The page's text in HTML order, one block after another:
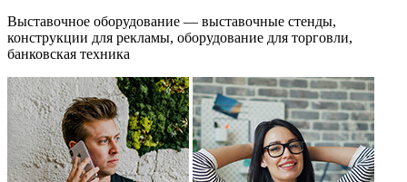
Выставочное оборудование — выставочные стенды,
конструкции для рекламы, оборудование для торговли,
банковская техника